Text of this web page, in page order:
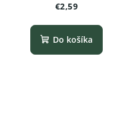
€2,59
Do košíka